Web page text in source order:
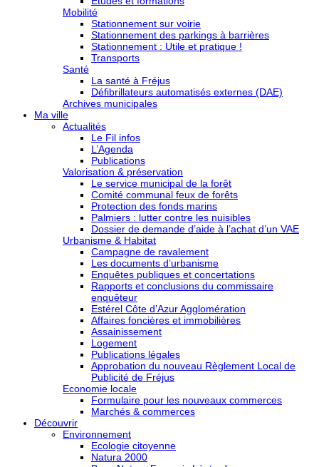
Mobilité
Stationnement sur voirie
Stationnement des parkings à barrières
Stationnement : Utile et pratique !
Transports
Santé
La santé à Fréjus
Défibrillateurs automatisés externes (DAE)
Archives municipales
Ma ville
Actualités
Le Fil infos
L’Agenda
Publications
Valorisation & préservation
Le service municipal de la forêt
Comité communal feux de forêts
Protection des fonds marins
Palmiers : lutter contre les nuisibles
Dossier de demande d’aide à l’achat d’un VAE
Urbanisme & Habitat
Campagne de ravalement
Les documents d’urbanisme
Enquêtes publiques et concertations
Rapports et conclusions du commissaire
enquêteur
Estérel Côte d’Azur Agglomération
Affaires foncières et immobilières
Assainissement
Logement
Publications légales
Approbation du nouveau Règlement Local de
Publicité de Fréjus
Economie locale
Formulaire pour les nouveaux commerces
Marchés & commerces
Découvrir
Environnement
Ecologie citoyenne
Natura 2000